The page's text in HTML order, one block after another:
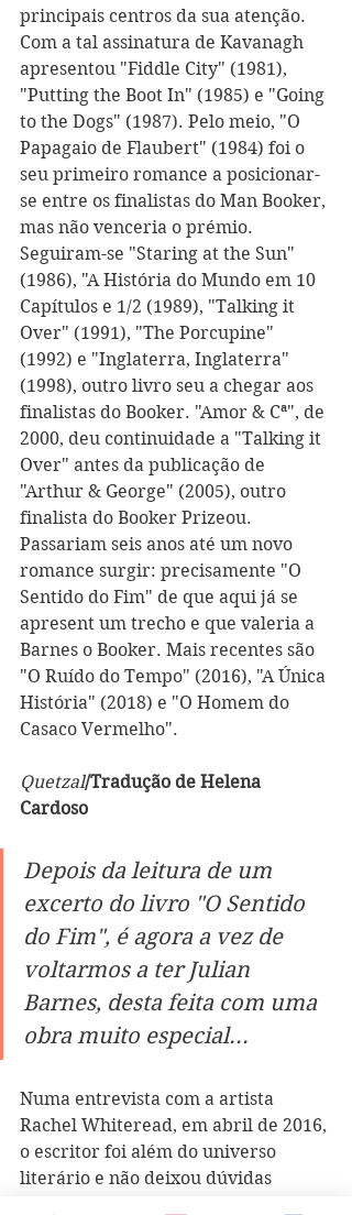
principais centros da sua atenção.
Com a tal assinatura de Kavanagh
apresentou "Fiddle City" (1981),
"Putting the Boot In" (1985) e "Going
to the Dogs" (1987). Pelo meio, "O
Papagaio de Flaubert" (1984) foi o
seu primeiro romance a posicionar-
se entre os finalistas do Man Booker,
mas não venceria o prémio.
Seguiram-se "Staring at the Sun"
(1986), "A História do Mundo em 10
Capítulos e 1/2 (1989), "Talking it
Over" (1991), "The Porcupine"
(1992) e "Inglaterra, Inglaterra"
(1998), outro livro seu a chegar aos
finalistas do Booker. "Amor & Cª", de
2000, deu continuidade a "Talking it
Over" antes da publicação de
"Arthur & George" (2005), outro
finalista do Booker Prizeou.
Passariam seis anos até um novo
romance surgir: precisamente "O
Sentido do Fim" de que aqui já se
apresent um trecho e que valeria a
Barnes o Booker. Mais recentes são
"O Ruído do Tempo" (2016), "A Única
História" (2018) e "O Homem do
Casaco Vermelho".
Quetzal/Tradução de Helena
Cardoso
Depois da leitura de um
excerto do livro "O Sentido
do Fim", é agora a vez de
voltarmos a ter Julian
Barnes, desta feita com uma
obra muito especial...
Numa entrevista com a artista
Rachel Whiteread, em abril de 2016,
o escritor foi além do universo
literário e não deixou dúvidas